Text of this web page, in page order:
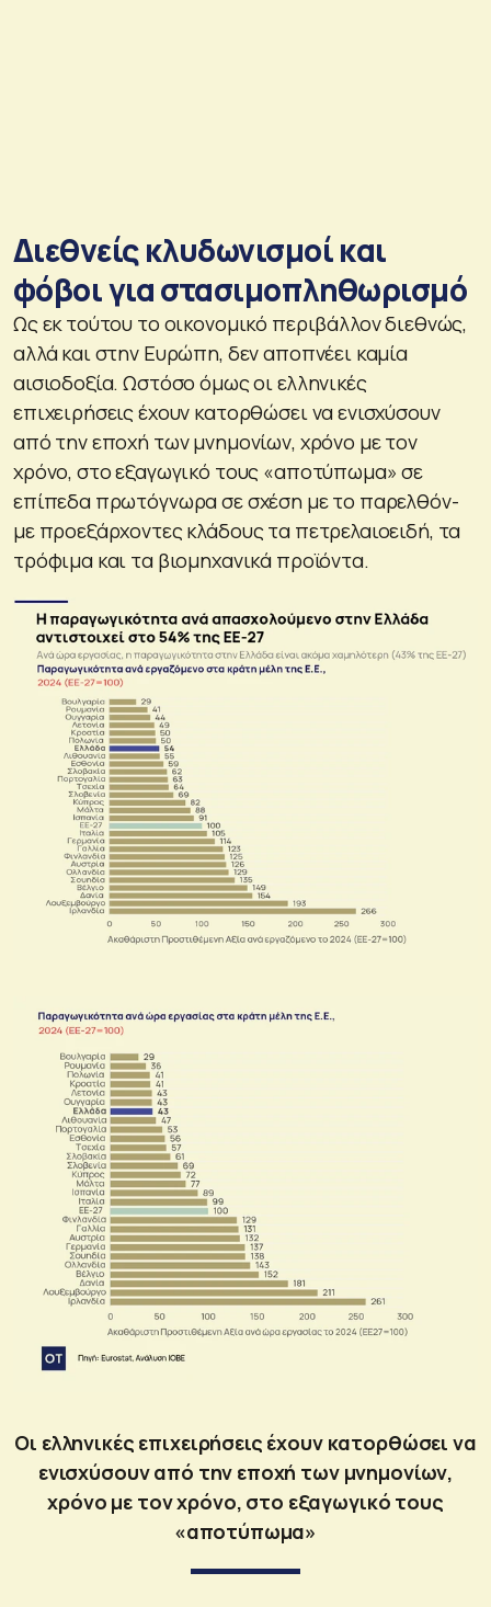
Διεθνείς κλυδωνισμοί και
φόβοι για στασιμοπληθωρισμό
Ως εκ τούτου το οικονομικό περιβάλλον διεθνώς,
αλλά και στην Ευρώπη, δεν αποπνέει καμία
αισιοδοξία. Ωστόσο όμως οι ελληνικές
επιχειρήσεις έχουν κατορθώσει να ενισχύσουν
από την εποχή των μνημονίων, χρόνο με τον
χρόνο, στο εξαγωγικό τους «αποτύπωμα» σε
επίπεδα πρωτόγνωρα σε σχέση με το παρελθόν-
με προεξάρχοντες κλάδους τα πετρελαιοειδή, τα
τρόφιμα και τα βιομηχανικά προϊόντα.
Οι ελληνικές επιχειρήσεις έχουν κατορθώσει να
ενισχύσουν από την εποχή των μνημονίων,
χρόνο με τον χρόνο, στο εξαγωγικό τους
«αποτύπωμα»